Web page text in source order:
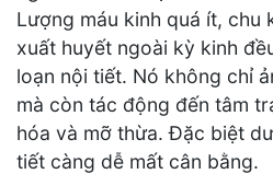
Lượng máu kinh quá ít, chu
xuất huyết ngoài kỳ kinh
loạn nội tiết. Nó không chỉ
mà còn tác động đến tâm
hóa và mỡ thừa. Đặc biệt
tiết càng dễ mất cân bằng.